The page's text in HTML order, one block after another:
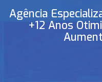
Agência
+12 Anos